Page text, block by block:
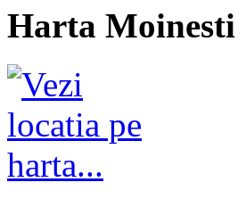
Harta Moinesti